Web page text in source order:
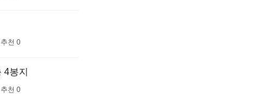
추천 0
봉지
추천 0